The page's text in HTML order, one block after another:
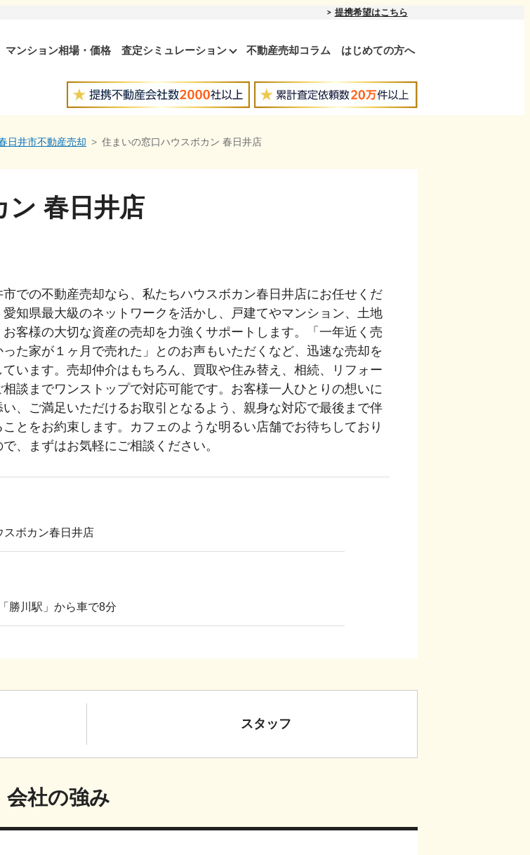
提携希望はこちら
マンション相場・価格 査定シミュレーション 不動産売却コラム はじめての方へ
日井市不動産売却 住まいの窓口ハウスボカン 春日井店
ン 春日井店
店内の様子
市での不動産売却なら、私たちハウスボカン春日井店にお任せくだ
愛知県最大級のネットワークを活かし、戸建てやマンション、土地
お客様の大切な資産の売却を力強くサポートします。「一年近く売
った家が１ヶ月で売れた」とのお声もいただくなど、迅速な売却を
ています。売却仲介はもちろん、買取や住み替え、相続、リフォー
相談までワンストップで対応可能です。お客様一人ひとりの想いに
い、ご満足いただけるお取引となるよう、親身な対応で最後まで伴
ことをお約束します。カフェのような明るい店舗でお待ちしており
で、まずはお気軽にご相談ください。
スボカン春日井店
勝川駅」から車で8分
スタッフ
会社の強み